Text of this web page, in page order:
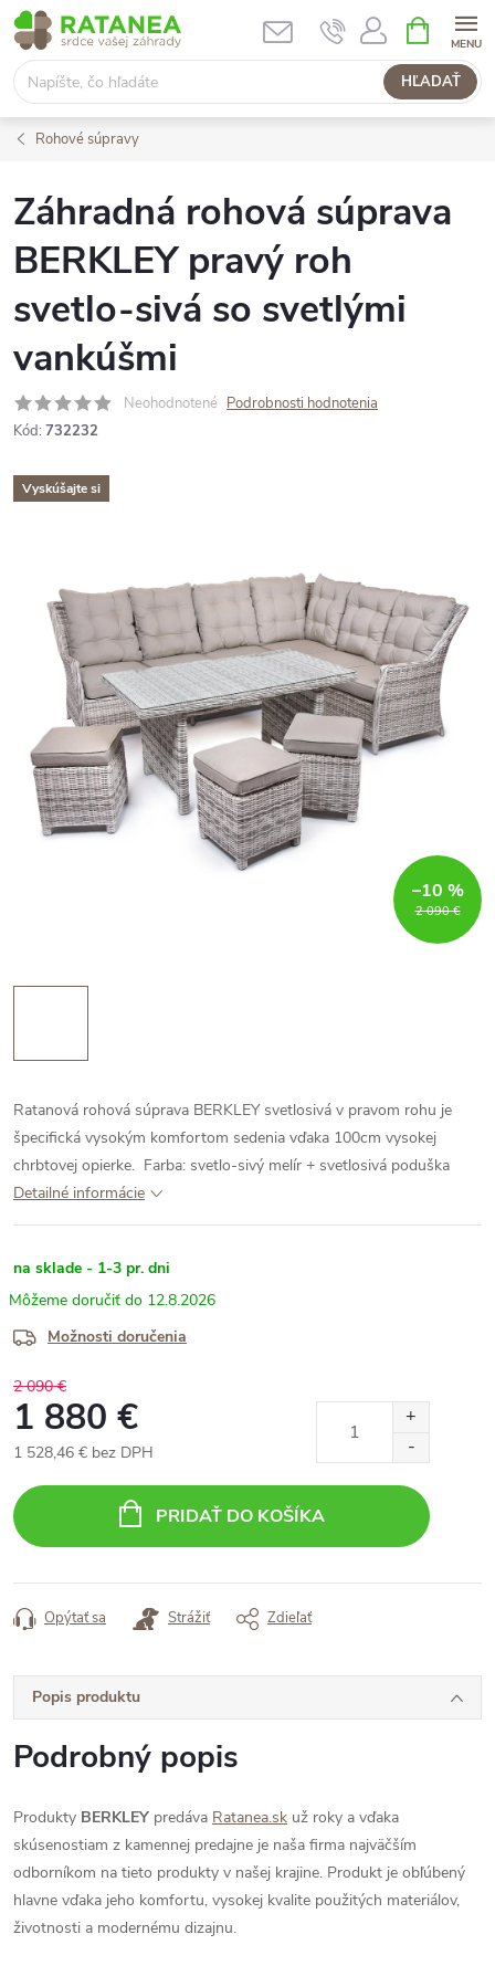
Prejsť
na
obsah
HĽADAŤ
KOŠÍK
Rohové súpravy
Záhradná rohová súprava
BERKLEY pravý roh
svetlo-sivá so svetlými
vankúšmi
Neohodnotené Podrobnosti hodnotenia
Kód: 732232
Vyskúšajte si
2 090 €
–10 %
Ratanová rohová súprava BERKLEY svetlosivá v pravom rohu je
špecifická vysokým komfortom sedenia vďaka 100cm vysokej
chrbtovej opierke. Farba: svetlo-sivý melír + svetlosivá poduška
Detailné informácie
na sklade - 1-3 pr. dni
12.8.2026
Možnosti doručenia
2 090 €
1 880 €
1 528,46 € bez DPH
cena:
PRIDAŤ DO KOŠÍKA
Opýtať sa Strážiť Zdieľať
Popis produktu
Podrobný popis
Produkty BERKLEY predáva Ratanea.sk už roky a vďaka
skúsenostiam z kamennej predajne je naša firma najväčším
odborníkom na tieto produkty v našej krajine. Produkt je obľúbený
hlavne vďaka jeho komfortu, vysokej kvalite použitých materiálov,
životnosti a modernému dizajnu.